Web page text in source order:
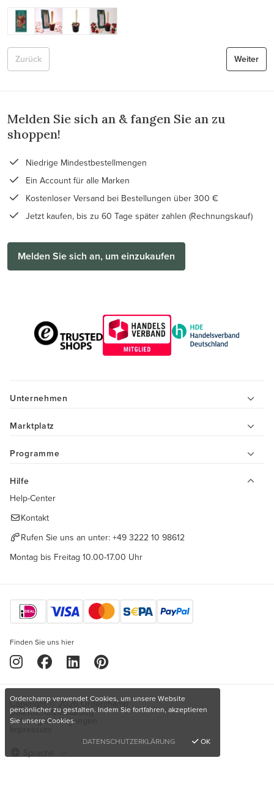
Weiter
Zurück
Melden Sie sich an & fangen Sie an zu
shoppen!
Niedrige Mindestbestellmengen
Ein Account für alle Marken
Kostenloser Versand bei Bestellungen über 300 €
Jetzt kaufen, bis zu 60 Tage später zahlen (Rechnungskauf)
Melden Sie sich an, um einzukaufen
Unternehmen
Marktplatz
Programme
Hilfe
Help-Center
Kontakt
Rufen Sie uns an unter: +49 3222 10 98612
Montag bis Freitag 10.00-17.00 Uhr
Finden Sie uns hier
Copyright © 2026 Orderchamp
Datenschutzerklärung
Nutzungsbedingungen
Orderchamp verwendet Cookies, um unsere Website
persönlicher zu gestalten. Indem Sie fortfahren, akzeptieren
Sie unsere Cookies.
DATENSCHUTZERKLÄRUNG
OK